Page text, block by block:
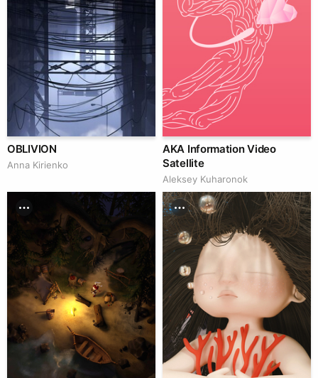
OBLIVION
Anna Kirienko
AKA Information Video
Satellite
Aleksey Kuharonok